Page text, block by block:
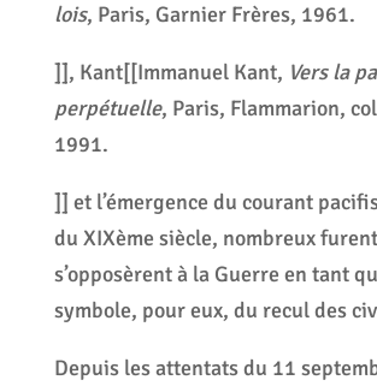
lois, Paris, Garnier Frères, 1961.
]], Kant[[Immanuel Kant, Vers la
perpétuelle, Paris, Flammarion,
1991.
]] et l’émergence du courant
du XIXème siècle, nombreux
s’opposèrent à la Guerre en tant
symbole, pour eux, du recul des
Depuis les attentats du 11